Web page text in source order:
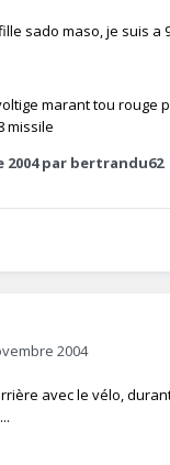
sado maso, je suis a
marant tou rouge
missile
2004par bertrandu62
2004
avec le vélo,